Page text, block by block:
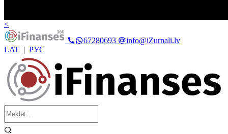
<
67280693
info@iZurnali.lv
LAT | РУС